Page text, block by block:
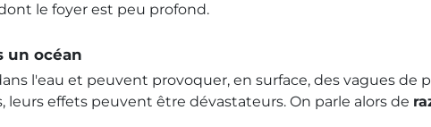
le foyer est peu profond.
un océan
l'eau et peuvent provoquer, en surface, des vagues de
leurs effets peuvent être dévastateurs. On parle alors de